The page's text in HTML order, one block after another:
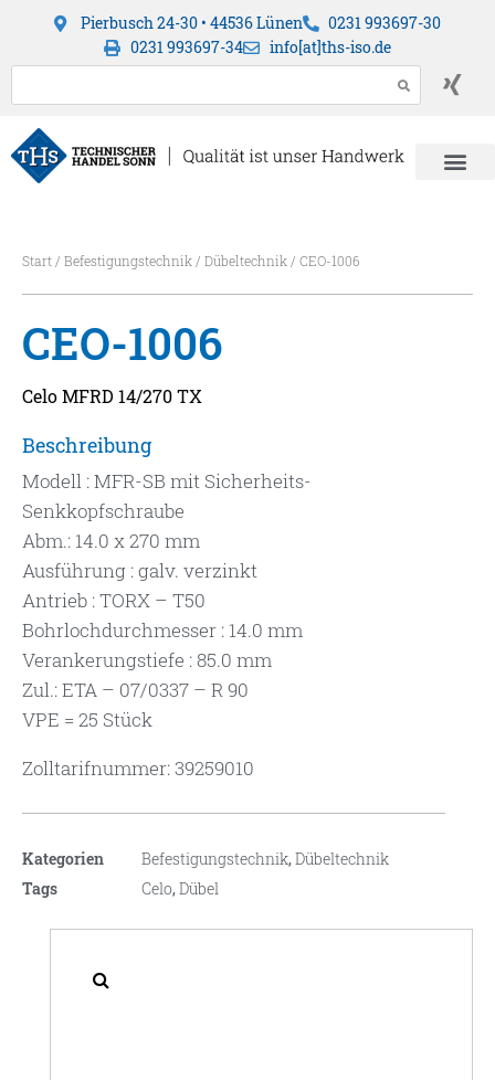
Pierbusch 24-30 • 44536 Lünen
0231 993697-30
0231 993697-34
info[at]ths-iso.de
Start/ Befestigungstechnik/ Dübeltechnik/ CEO-1006
CEO-1006
Celo MFRD 14/270 TX
Beschreibung
Modell : MFR-SB mit Sicherheits-
Senkkopfschraube
Abm.: 14.0 x 270 mm
Ausführung : galv. verzinkt
Antrieb : TORX – T50
Bohrlochdurchmesser : 14.0 mm
Verankerungstiefe : 85.0 mm
Zul.: ETA – 07/0337 – R 90
VPE = 25 Stück
Zolltarifnummer: 39259010
Kategorien Befestigungstechnik,Dübeltechnik
Tags
Celo,Dübel